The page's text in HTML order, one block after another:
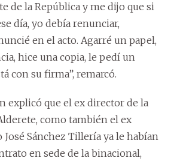
de la República y me dijo que si
día, yo debía renunciar,
en el acto. Agarré un papel,
hice una copia, le pedí un
con su firma”, remarcó.
explicó que el ex director de la
como también el ex
Sánchez Tillería ya le habían
en sede de la binacional,